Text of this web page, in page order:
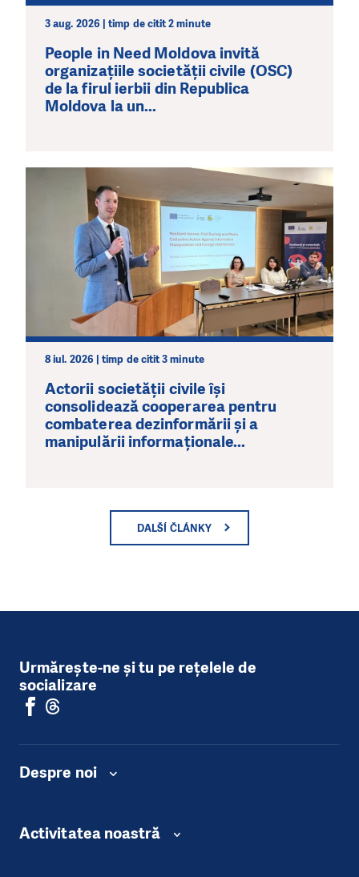
3 aug. 2026 | timp de citit 2 minute
People in Need Moldova invită
organizațiile societății civile (OSC)
de la firul ierbii din Republica
Moldova la un...
8 iul. 2026 | timp de citit 3 minute
Actorii societății civile își
consolidează cooperarea pentru
combaterea dezinformării și a
manipulării informaționale...
DALŠÍ ČLÁNKY
Urmărește-ne și tu pe rețelele de
socializare
Despre noi
Activitatea noastră